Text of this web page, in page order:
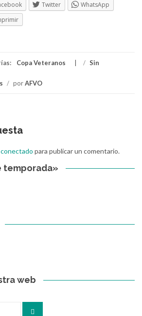
Twitter
WhatsApp
Copa Veteranos / Sin
/ porAFVO
conectado para publicar un comentario.
temporada»
web